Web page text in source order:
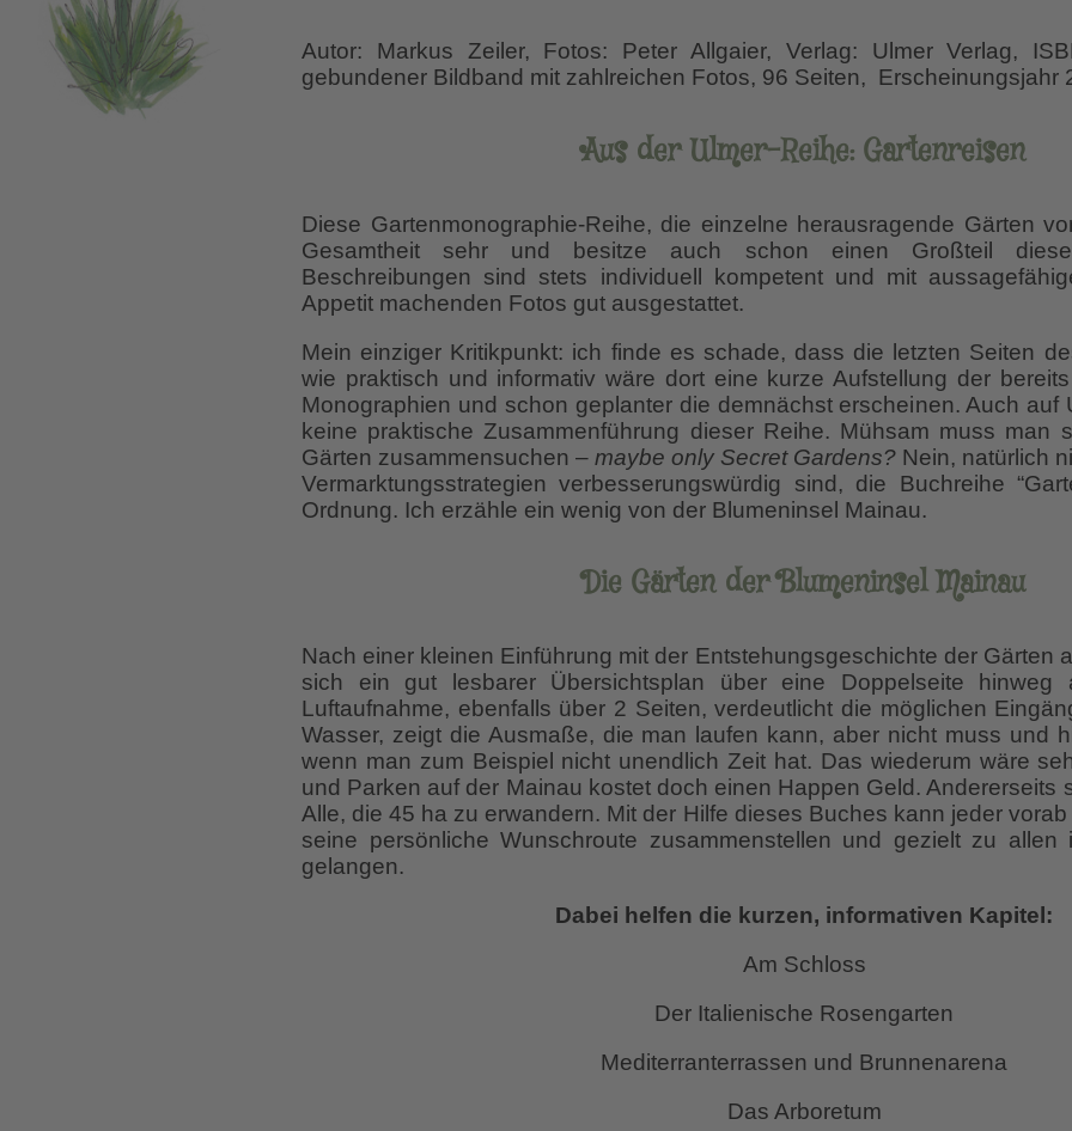
Autor: Markus Zeiler, Fotos: Peter Allgaier, Verlag: Ulmer Verlag,
gebundener Bildband mit zahlreichen Fotos, 96 Seiten, Erscheinungsjahr
Aus der Ulmer-Reihe: Gartenreisen
Diese Gartenmonographie-Reihe, die einzelne herausragende Gärten
Gesamtheit sehr und besitze auch schon einen Großteil
Beschreibungen sind stets individuell kompetent und mit
Appetit machenden Fotos gut ausgestattet.
Mein einziger Kritikpunkt: ich finde es schade, dass die letzten Seiten
wie praktisch und informativ wäre dort eine kurze Aufstellung der
Monographien und schon geplanter die demnächst erscheinen. Auch auf
keine praktische Zusammenführung dieser Reihe. Mühsam muss man
Gärten zusammensuchen – maybe only Secret Gardens? Nein, natürlich
Vermarktungsstrategien verbesserungswürdig sind, die Buchreihe
Ordnung. Ich erzähle ein wenig von der Blumeninsel Mainau.
Die Gärten der Blumeninsel Mainau
Nach einer kleinen Einführung mit der Entstehungsgeschichte der Gärten
sich ein gut lesbarer Übersichtsplan über eine Doppelseite hinweg
Luftaufnahme, ebenfalls über 2 Seiten, verdeutlicht die möglichen
Wasser, zeigt die Ausmaße, die man laufen kann, aber nicht muss und
wenn man zum Beispiel nicht unendlich Zeit hat. Das wiederum wäre
und Parken auf der Mainau kostet doch einen Happen Geld. Andererseits
Alle, die 45 ha zu erwandern. Mit der Hilfe dieses Buches kann jeder
seine persönliche Wunschroute zusammenstellen und gezielt zu allen
gelangen.
Dabei helfen die kurzen, informativen Kapitel:
Am Schloss
Der Italienische Rosengarten
Mediterranterrassen und Brunnenarena
Das Arboretum